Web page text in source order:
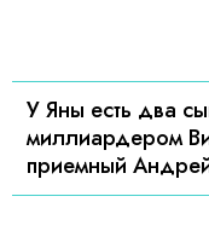
У Яны есть два
миллиардером
приемный